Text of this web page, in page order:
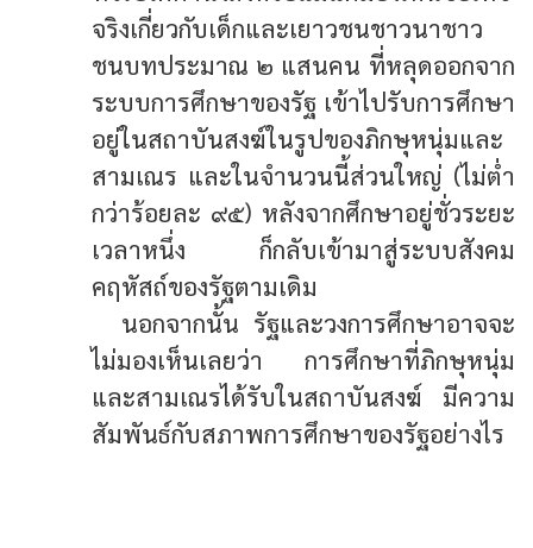
จริงเกี่ยวกับเด็กและเยาวชนชาวนาชาว
ชนบทประมาณ ๒ แสนคน ที่หลุดออกจาก
ระบบการศึกษาของรัฐ เข้าไปรับการศึกษา
อยู่ในสถาบันสงฆ์ในรูปของภิกษุหนุ่มและ
สามเณร และในจำนวนนี้ส่วนใหญ่ (ไม่ต่ำ
กว่าร้อยละ ๙๕) หลังจากศึกษาอยู่ชั่วระยะ
เวลาหนึ่ง ก็กลับเข้ามาสู่ระบบสังคม
คฤหัสถ์ของรัฐตามเดิม
นอกจากนั้น รัฐและวงการศึกษาอาจจะ
ไม่มองเห็นเลยว่า การศึกษาที่ภิกษุหนุ่ม
และสามเณรได้รับในสถาบันสงฆ์ มีความ
สัมพันธ์กับสภาพการศึกษาของรัฐอย่างไร